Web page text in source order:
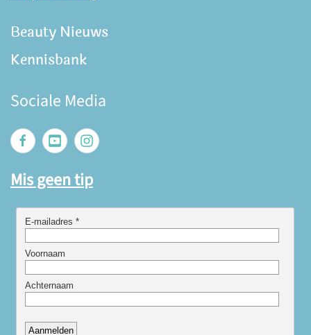
Beauty Nieuws
Kennisbank
Sociale Media
Mis geen tip